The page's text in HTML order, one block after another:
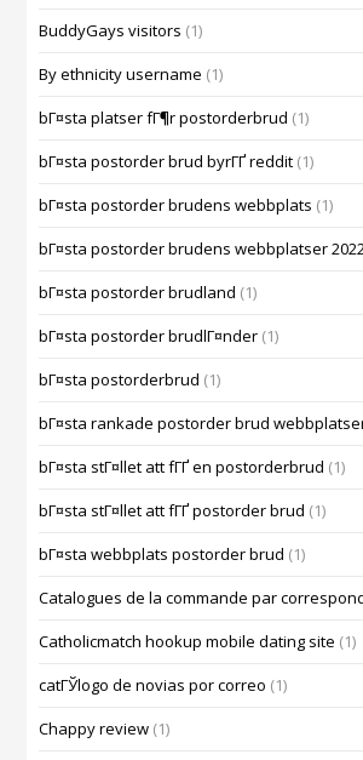
BuddyGays visitors (1)
By ethnicity username (1)
bГ¤sta platser fГ¶r postorderbrud (1)
bГ¤sta postorder brud byrГҐ reddit (1)
bГ¤sta postorder brudens webbplats (1)
bГ¤sta postorder brudens webbplatser
bГ¤sta postorder brudland (1)
bГ¤sta postorder brudlГ¤nder (1)
bГ¤sta postorderbrud (1)
bГ¤sta rankade postorder brud
bГ¤sta stГ¤llet att fГҐ en postorderbrud (1)
bГ¤sta stГ¤llet att fГҐ postorder brud (1)
bГ¤sta webbplats postorder brud (1)
Catalogues de la commande par
Catholicmatch hookup mobile dating site (1)
catГЎlogo de novias por correo (1)
Chappy review (1)